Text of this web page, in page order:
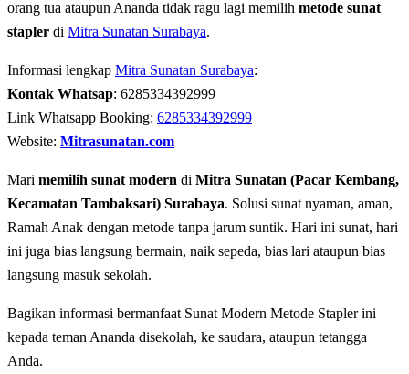
orang tua ataupun Ananda tidak ragu lagi memilih metode sunat
stapler di Mitra Sunatan Surabaya.
Informasi lengkap Mitra Sunatan Surabaya:
Kontak Whatsap: 6285334392999
Link Whatsapp Booking: 6285334392999
Website: Mitrasunatan.com
Mari memilih sunat modern di Mitra Sunatan (Pacar Kembang,
Kecamatan Tambaksari) Surabaya. Solusi sunat nyaman, aman,
Ramah Anak dengan metode tanpa jarum suntik. Hari ini sunat, hari
ini juga bias langsung bermain, naik sepeda, bias lari ataupun bias
langsung masuk sekolah.
Bagikan informasi bermanfaat Sunat Modern Metode Stapler ini
kepada teman Ananda disekolah, ke saudara, ataupun tetangga
Anda.